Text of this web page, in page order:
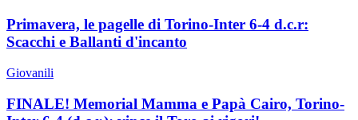
Primavera, le pagelle di Torino-Inter 6-4 d.c.r:
Scacchi e Ballanti d'incanto
Giovanili
FINALE! Memorial Mamma e Papà Cairo, Torino-